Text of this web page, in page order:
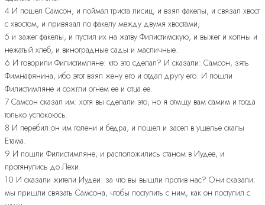
4 И пошел Самсон, и поймал триста лисиц, и взял факелы, и связал хвост
с хвостом, и привязал по факелу между двумя хвостами;
5 и зажег факелы, и пустил их на жатву Филистимскую, и выжег и копны и
нежатый хлеб, и виноградные сады и масличные.
6 И говорили Филистимляне: кто это сделал? И сказали: Самсон, зять
Фимнафянина, ибо этот взял жену его и отдал другу его. И пошли
Филистимляне и сожгли огнем ее и отца ее.
7 Самсон сказал им: хотя вы сделали это, но я отмщу вам самим и тогда
только успокоюсь.
8 И перебил он им голени и бедра, и пошел и засел в ущелье скалы
Етама.
9 И пошли Филистимляне, и расположились станом в Иудее, и
протянулись до Лехи.
10 И сказали жители Иудеи: за что вы вышли против нас? Они сказали:
мы пришли связать Самсона, чтобы поступить с ним, как он поступил с